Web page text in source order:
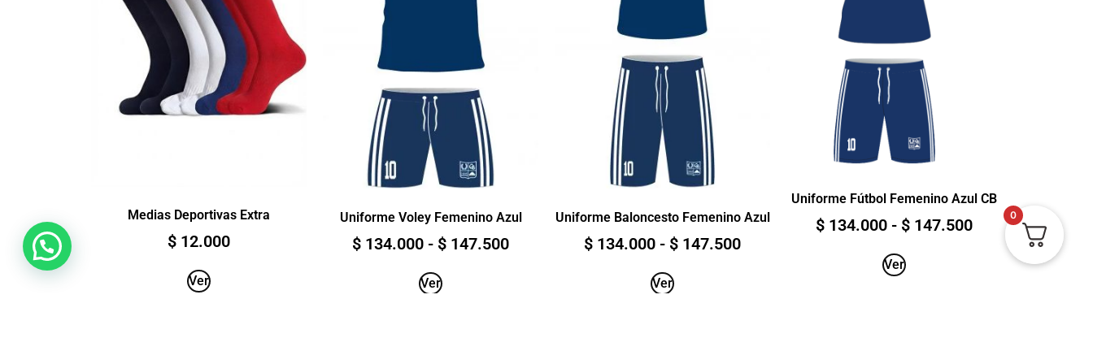
Medias Deportivas Extra
$ 12.000
Ver
Uniforme Voley Femenino Azul
$ 134.000 - $ 147.500
Ver
Uniforme Baloncesto Femenino Azul
$ 134.000 - $ 147.500
Ver
Uniforme Fútbol Femenino Azul CB
$ 134.000 - $ 147.500
Ver
0